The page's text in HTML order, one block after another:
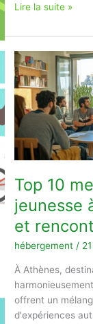
Jeunes
à
Buenos
Aires
:
pourquoi
réserver
une
place
en
organisée
à
Recoleta
est
la
meilleure
Lire la suite »
Top 10
jeunesse
et
hébergement /
À Athènes,
offrent un
d'expériences